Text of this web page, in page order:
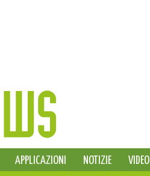
APPLICAZIONI NOTIZIE
VIDEO